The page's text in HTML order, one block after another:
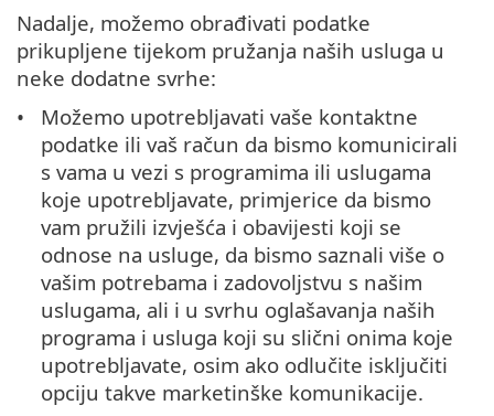
Nadalje, možemo obrađivati podatke
prikupljene tijekom pružanja naših usluga u
neke dodatne svrhe:
Možemo upotrebljavati vaše kontaktne
podatke ili vaš račun da bismo komunicirali
s vama u vezi s programima ili uslugama
koje upotrebljavate, primjerice da bismo
vam pružili izvješća i obavijesti koji se
odnose na usluge, da bismo saznali više o
vašim potrebama i zadovoljstvu s našim
uslugama, ali i u svrhu oglašavanja naših
programa i usluga koji su slični onima koje
upotrebljavate, osim ako odlučite isključiti
opciju takve marketinške komunikacije.